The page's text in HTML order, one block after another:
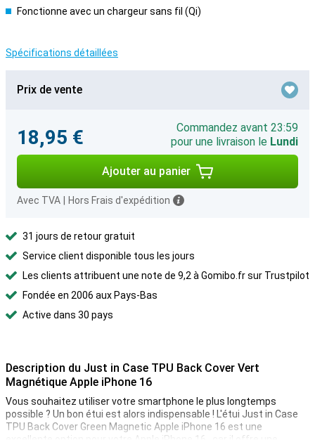
Fonctionne avec un chargeur sans fil (Qi)
Spécifications détaillées
Prix de vente
18,95 €
Commandez avant 23:59
pour une livraison le Lundi
Ajouter au panier
Avec TVA Hors Frais d'expédition
31 jours de retour gratuit
Service client disponible tous les jours
Les clients attribuent une note de 9,2 à Gomibo.fr sur Trustpilot
Fondée en 2006 aux Pays-Bas
Active dans 30 pays
Description du Just in Case TPU Back Cover Vert
Magnétique Apple iPhone 16
Vous souhaitez utiliser votre smartphone le plus longtemps
possible ? Un bon étui est alors indispensable ! L'étui Just in Case
TPU Back Cover Green Magnetic Apple iPhone 16 est une